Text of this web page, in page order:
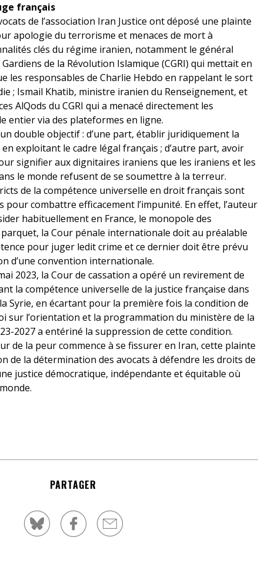
français
de l’association Iran Justice ont déposé une plainte
apologie du terrorisme et menaces de mort à
clés du régime iranien, notamment le général
de la Révolution Islamique (CGRI) qui mettait en
les responsables de Charlie Hebdo en rappelant le sort
; Ismail Khatib, ministre iranien du Renseignement, et
AlQods du CGRI qui a menacé directement les
entier via des plateformes en ligne.
double objectif : d’une part, établir juridiquement la
exploitant le cadre légal français ; d’autre part, avoir
signifier aux dignitaires iraniens que les iraniens et les
le monde refusent de se soumettre à la terreur.
de la compétence universelle en droit français sont
combattre efficacement l’impunité. En effet, l’auteur
habituellement en France, le monopole des
la Cour pénale internationale doit au préalable
pour juger ledit crime et ce dernier doit être prévu
d’une convention internationale.
2023, la Cour de cassation a opéré un revirement de
la compétence universelle de la justice française dans
Syrie, en écartant pour la première fois la condition de
sur l’orientation et la programmation du ministère de la
2027 a entériné la suppression de cette condition.
de la peur commence à se fissurer en Iran, cette plainte
de la détermination des avocats à défendre les droits de
justice démocratique, indépendante et équitable où
PARTAGER